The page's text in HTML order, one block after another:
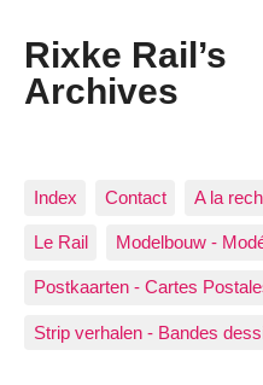
Rixke Rail’s
Archives
Index Contact A la
Le Rail Modelbouw -
Postkaarten - Cartes
Strip verhalen - Bandes